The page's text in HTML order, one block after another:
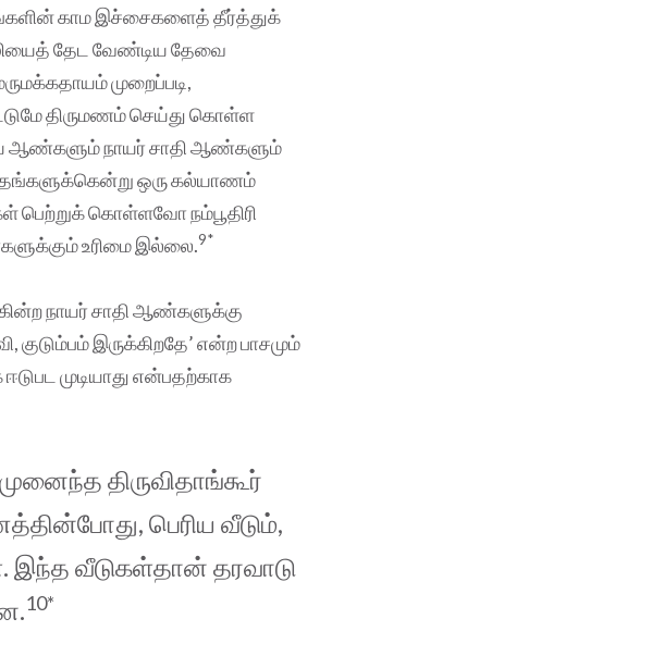
காம இச்சைகளைத் தீர்த்துக்
தேட வேண்டிய தேவை
முறைப்படி,
திருமணம் செய்து கொள்ள
ஆண்களும் நாயர் சாதி ஆண்களும்
ஒரு கல்யாணம்
கொள்ளவோ நம்பூதிரி
உரிமை இல்லை.9*
நாயர் சாதி ஆண்களுக்கு
இருக்கிறதே’ என்ற பாசமும்
முடியாது என்பதற்காக
திருவிதாங்கூர்
பெரிய வீடும்,
வீடுகள்தான் தரவாடு
10*